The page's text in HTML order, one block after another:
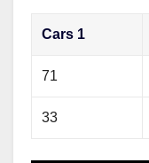
Cars 1
71
33